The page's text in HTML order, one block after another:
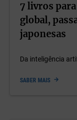
7 livros
global,
japonesas
Da inteligência
SABER MAIS